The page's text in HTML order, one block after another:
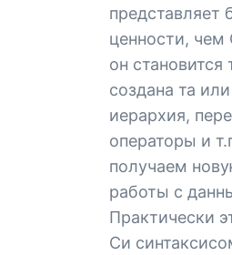
представляет
ценности,
он становится
создана та
иерархия,
операторы и
получаем
работы с
Практически
Си